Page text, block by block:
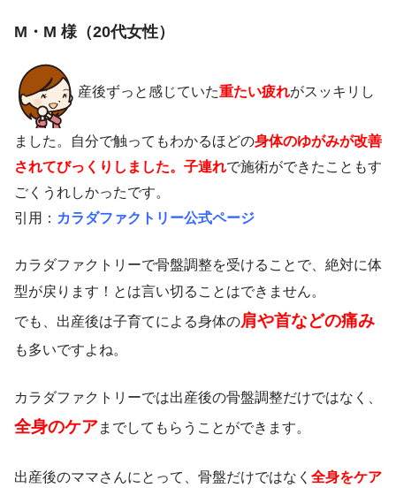
M・M 様（20代女性）
産後ずっと感じていた重たい疲れがスッキリし
ました。自分で触ってもわかるほどの身体のゆがみが改善
されてびっくりしました。 子連れで施術ができたこともす
ごくうれしかったです。
引用： カラダファクトリー公式ページ
カラダファクトリーで骨盤調整を受けることで、絶対に体
型が戻ります！とは言い切ることはできません。
でも、出産後は子育てによる身体の肩や首などの痛み
も多いですよね。
カラダファクトリーでは出産後の骨盤調整だけではなく、
全身のケアまでしてもらうことができます。
出産後のママさんにとって、骨盤だけではなく 全身をケア